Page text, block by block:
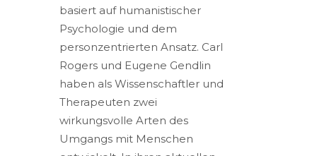
basiert auf humanistischer
Psychologie und dem
personzentrierten Ansatz. Carl
Rogers und Eugene Gendlin
haben als Wissenschaftler und
Therapeuten zwei
wirkungsvolle Arten des
Umgangs mit Menschen